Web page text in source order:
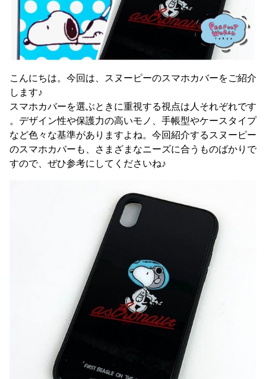
こんにちは。今回は、スヌーピーのスマホカバーをご紹介
します♪
スマホカバーを選ぶときに重視する視点は人それぞれです
。デザイン性や保護力の高いモノ、手帳型やケースタイプ
など色々な基準がありますよね。今回紹介するスヌーピー
のスマホカバーも、さまざまなニーズに合うものばかりで
すので、ぜひ参考にしてくださいね♪